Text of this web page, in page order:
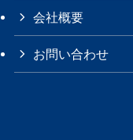
会社概要
お問い合わせ